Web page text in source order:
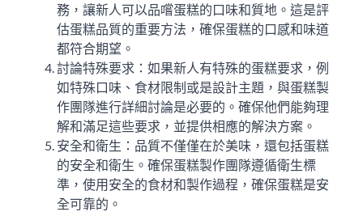
務，讓新人可以品嚐蛋糕的口味和質地。這是評
估蛋糕品質的重要方法，確保蛋糕的口感和味道
都符合期望。
討論特殊要求：如果新人有特殊的蛋糕要求，例
如特殊口味、食材限制或是設計主題，與蛋糕製
作團隊進行詳細討論是必要的。確保他們能夠理
解和滿足這些要求，並提供相應的解決方案。
安全和衛生：品質不僅僅在於美味，還包括蛋糕
的安全和衛生。確保蛋糕製作團隊遵循衛生標
準，使用安全的食材和製作過程，確保蛋糕是安
全可靠的。